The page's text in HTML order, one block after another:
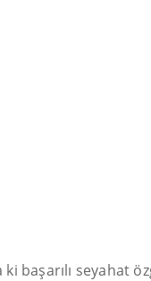
seyahat